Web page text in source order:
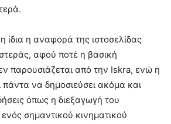
ίδια η αναφορά της ιστοσελίδας
αφού ποτέ η βασική
παρουσιάζεται από την Iskra, ενώ η
πάντα να δημοσιεύσει ακόμα και
όπως η διεξαγωγή του
σημαντικού κινηματικού